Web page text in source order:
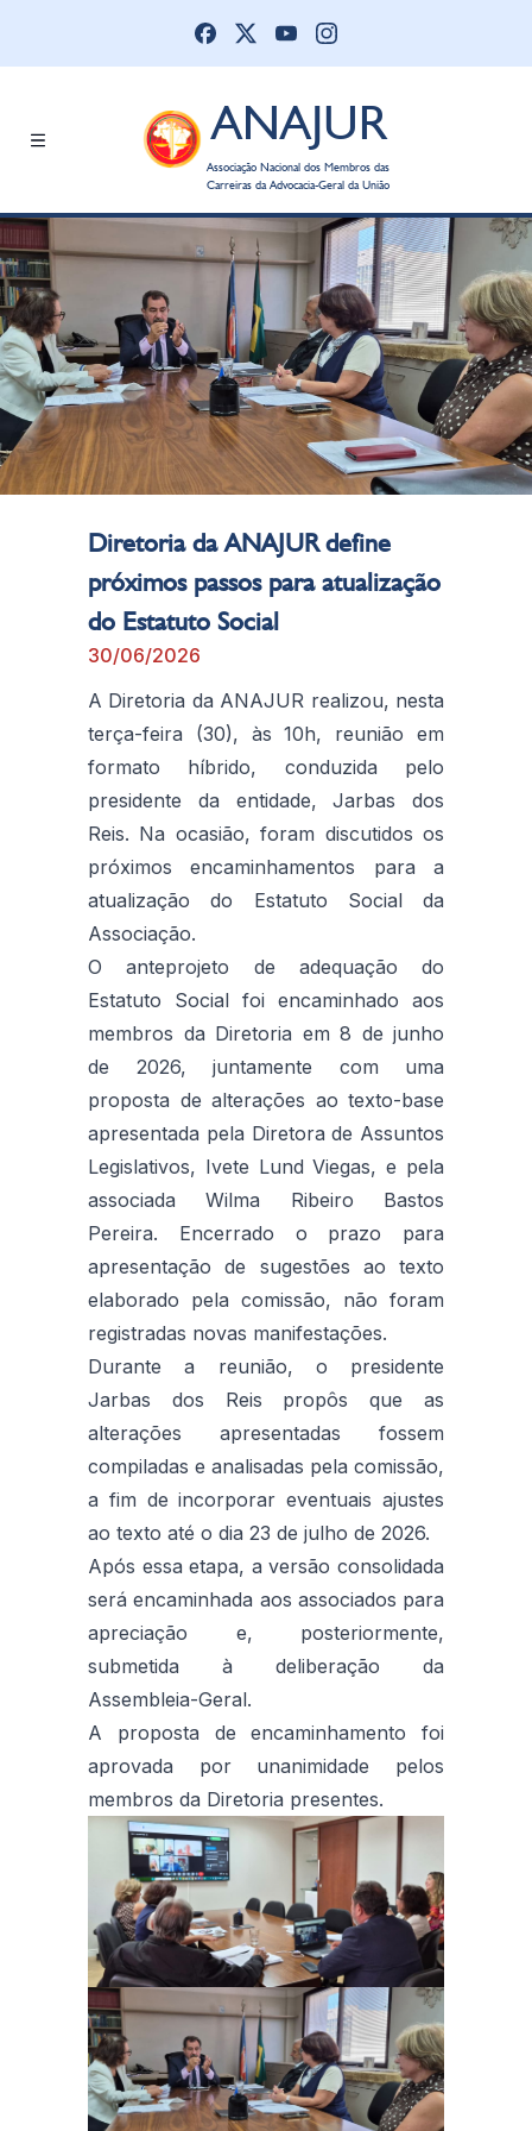
ANAJUR
Associação Nacional dos Membros das
Carreiras da Advocacia-Geral da União
Diretoria da ANAJUR define
próximos passos para atualização
do Estatuto Social
30/06/2026
A Diretoria da ANAJUR realizou, nesta
terça-feira (30), às 10h, reunião em
formato híbrido, conduzida pelo
presidente da entidade, Jarbas dos
Reis. Na ocasião, foram discutidos os
próximos encaminhamentos para a
atualização do Estatuto Social da
Associação.
O anteprojeto de adequação do
Estatuto Social foi encaminhado aos
membros da Diretoria em 8 de junho
de 2026, juntamente com uma
proposta de alterações ao texto-base
apresentada pela Diretora de Assuntos
Legislativos, Ivete Lund Viegas, e pela
associada Wilma Ribeiro Bastos
Pereira. Encerrado o prazo para
apresentação de sugestões ao texto
elaborado pela comissão, não foram
registradas novas manifestações.
Durante a reunião, o presidente
Jarbas dos Reis propôs que as
alterações apresentadas fossem
compiladas e analisadas pela comissão,
a fim de incorporar eventuais ajustes
ao texto até o dia 23 de julho de 2026.
Após essa etapa, a versão consolidada
será encaminhada aos associados para
apreciação e, posteriormente,
submetida à deliberação da
Assembleia-Geral.
A proposta de encaminhamento foi
aprovada por unanimidade pelos
membros da Diretoria presentes.